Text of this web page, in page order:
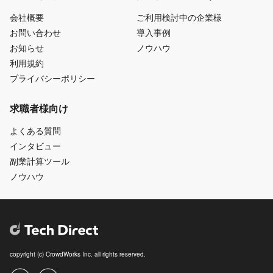
会社概要
お問い合わせ
お知らせ
利用規約
プライバシーポリシー
ご利用検討中の企業様
導入事例
ノウハウ
求職者様向け
よくある質問
インタビュー
副業計算ツール
ノウハウ
copyright (c) CrowdWorks Inc. all rights reserved.